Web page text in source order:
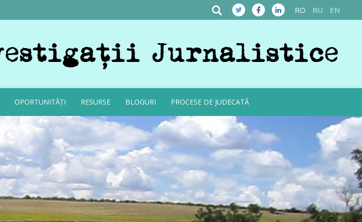
RO RU EN
OPORTUNITĂȚI RESURSE BLOGURI PROCESE DE JUDECATĂ